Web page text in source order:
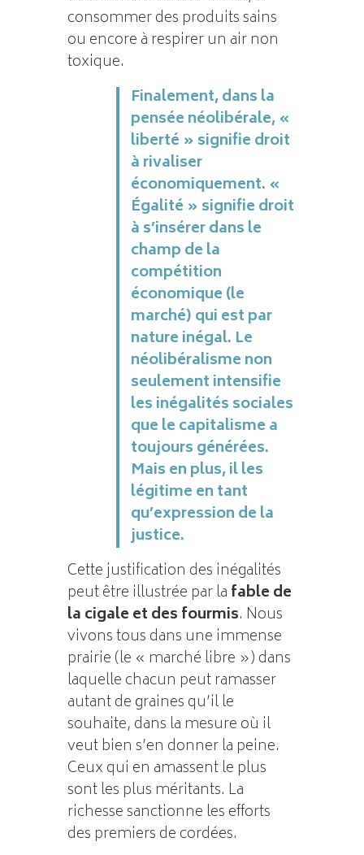
consommer des produits sains
ou encore à respirer un air non
toxique.
Finalement, dans la
pensée néolibérale, «
liberté » signifie droit
à rivaliser
économiquement. «
Égalité » signifie droit
à s’insérer dans le
champ de la
compétition
économique (le
marché) qui est par
nature inégal. Le
néolibéralisme non
seulement intensifie
les inégalités sociales
que le capitalisme a
toujours générées.
Mais en plus, il les
légitime en tant
qu’expression de la
justice.
Cette justification des inégalités
peut être illustrée par lafable de
la cigale et des fourmis. Nous
vivons tous dans une immense
prairie (le « marché libre ») dans
laquelle chacun peut ramasser
autant de graines qu’il le
souhaite, dans la mesure où il
veut bien s’en donner la peine.
Ceux qui en amassent le plus
sont les plus méritants. La
richesse sanctionne les efforts
des premiers de cordées.